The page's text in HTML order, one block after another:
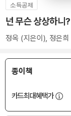
소득공제
넌 무슨 상상하니?
정옥 (지은이), 정은희
종이책
카드최대혜택가